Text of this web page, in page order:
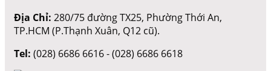
Địa Chỉ: 280/75 đường TX25, Phường Thới An,
TP.HCM (P.Thạnh Xuân, Q12 cũ).
Tel: (028) 6686 6616 - (028) 6686 6618